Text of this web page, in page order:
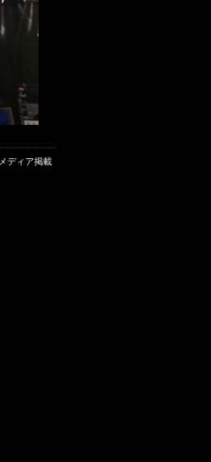
メディア掲載